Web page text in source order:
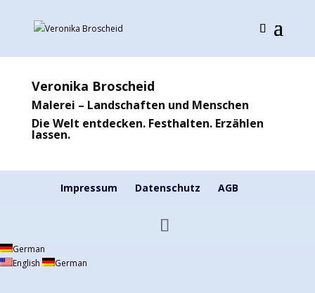
Veronika Broscheid
Malerei – Landschaften und Menschen
Die Welt entdecken. Festhalten. Erzählen
lassen.
Impressum Datenschutz AGB
German
English
German